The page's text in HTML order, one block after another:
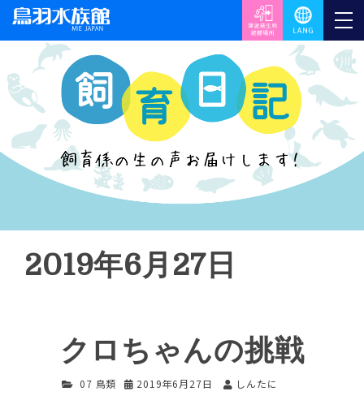
2019年6月27日
クロちゃんの挑戦
07 鳥類 2019年6月27日 しんたに